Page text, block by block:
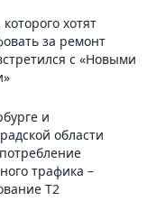
хотят
за ремонт
с «Новыми
и
области
трафика –
T2